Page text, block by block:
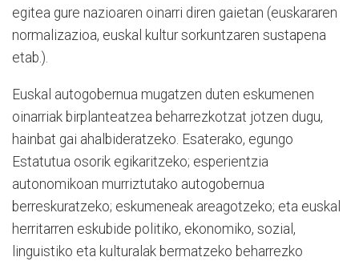
egitea gure nazioaren oinarri diren gaietan (euskararen
normalizazioa, euskal kultur sorkuntzaren sustapena
etab.).
Euskal autogobernua mugatzen duten eskumenen
oinarriak birplanteatzea beharrezkotzat jotzen dugu,
hainbat gai ahalbideratzeko. Esaterako, egungo
Estatutua osorik egikaritzeko; esperientzia
autonomikoan murriztutako autogobernua
berreskuratzeko; eskumeneak areagotzeko; eta euskal
herritarren eskubide politiko, ekonomiko, sozial,
linguistiko eta kulturalak bermatzeko beharrezko